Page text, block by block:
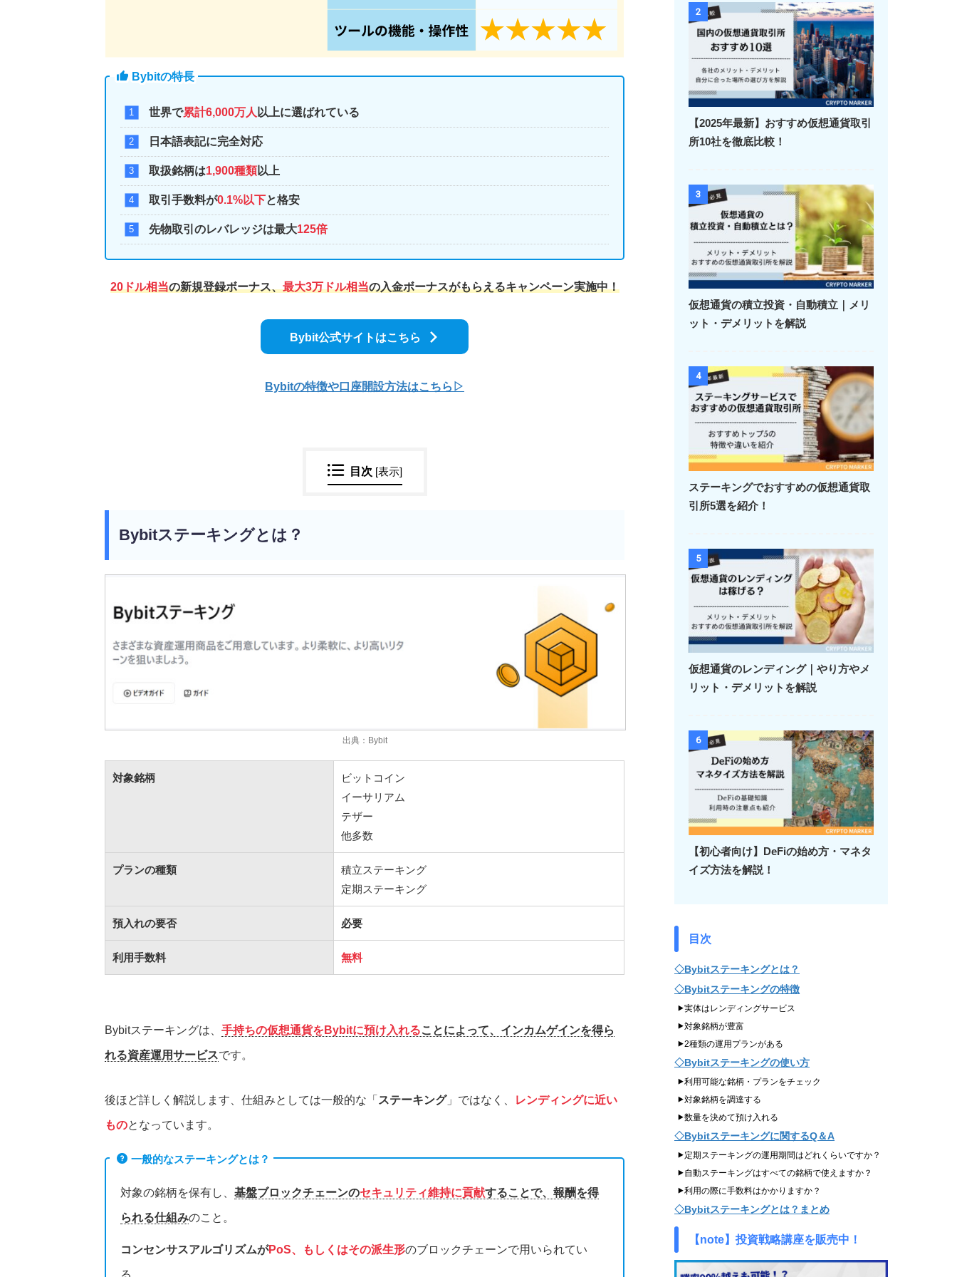
Bybitの特長
世界で累計6,000万人 以上に選ばれている
日本語表記に完全対応
取扱銘柄は1,900種類以上
取引手数料が0.1%以下と格安
先物取引のレバレッジは最大125倍
20ドル相当の新規登録ボーナス、最大3万ドル相当の入金ボーナスがもらえるキャンペーン実施中！
Bybit公式サイトはこちら
Bybitの特徴や口座開設方法はこちら▷
目次 [表示]
Bybitステーキングとは？
出典：Bybit
対象銘柄
ビットコイン
イーサリアム
テザー
他多数
プランの種類
積立ステーキング
定期ステーキング
預入れの要否 必要
利用手数料 無料
Bybitステーキングは、 手持ちの仮想通貨をBybitに預け入れることによって、インカムゲインを得ら
れる資産運用サービスです。
後ほど詳しく解説します、仕組みとしては一般的な「 ステーキング」ではなく、 レンディングに近い
ものとなっています。
一般的なステーキングとは？
対象の銘柄を保有し、 基盤ブロックチェーンのセキュリティ維持に貢献することで、報酬を得
られる仕組みのこと。
コンセンサスアルゴリズムがPoS、もしくはその派生形のブロックチェーンで用いられてい
2
【2025年最新】おすすめ仮想通貨取引
所10社を徹底比較！
3
仮想通貨の積立投資・自動積立｜メリ
ット・デメリットを解説
4
ステーキングでおすすめの仮想通貨取
引所5選を紹介！
5
仮想通貨のレンディング｜やり方やメ
リット・デメリットを解説
6
【初心者向け】DeFiの始め方・マネタ
イズ方法を解説！
目次
Bybitステーキングとは？
Bybitステーキングの特徴
実体はレンディングサービス
対象銘柄が豊富
2種類の運用プランがある
Bybitステーキングの使い方
利用可能な銘柄・プランをチェック
対象銘柄を調達する
数量を決めて預け入れる
Bybitステーキングに関するQ＆A
定期ステーキングの運用期間はどれくらいですか？
自動ステーキングはすべての銘柄で使えますか？
利用の際に手数料はかかりますか？
Bybitステーキングとは？まとめ
【note】投資戦略講座を販売中！